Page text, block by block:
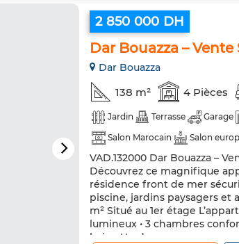
2 850 000 DH
Dar Bouazza –
Dar Bouazza
138 m² 4 Pièces
Jardin Terrasse Garage
Salon Marocain
Salon
VAD.132000 Dar Bouazza –
Découvrez ce magnifique
résidence front de mer
piscine, jardins paysagers et
m² Situé au 1er étage
lumineux • 3 chambres
bain • Un dre...